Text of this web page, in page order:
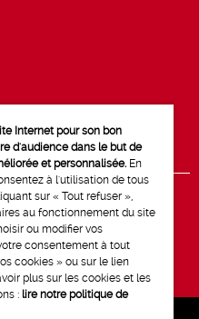
Internet pour son bon
d'audience dans le but de
et personnalisée. En
à l'utilisation de tous
sur « Tout refuser »,
au fonctionnement du site
ou modifier vos
consentement à tout
cookies » ou sur le lien
plus sur les cookies et les
: lire notre politique de